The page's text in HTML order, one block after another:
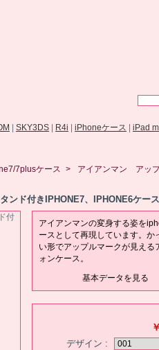
SKY3DS R4i iPhoneケース iPad
7plusケース >
アイアンマン アッ
ド付きIPHONE7、IPHONE6ケース
アイアンマンの変身する姿を
ースとして再現しています。か
い形でアップルマークが見える
ォンケース。
基本データを見る
デザイン :